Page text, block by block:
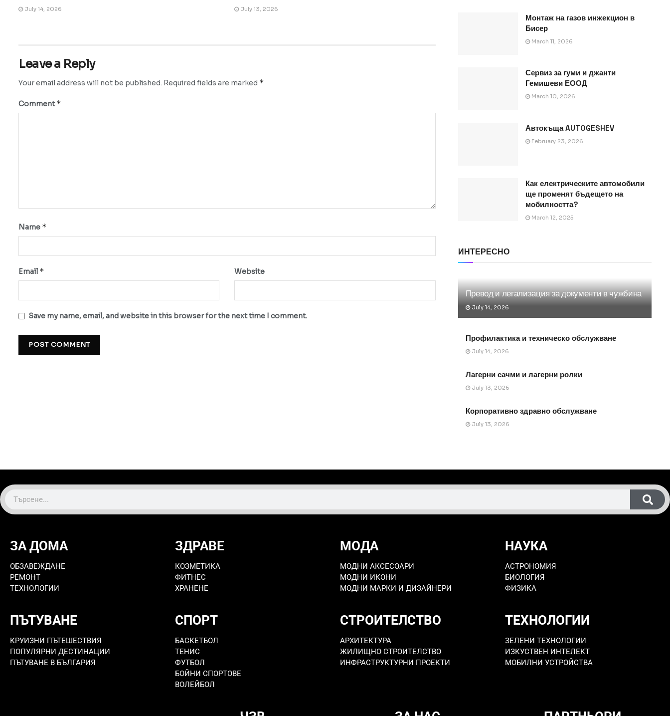
July 14, 2026 July 13, 2026
Leave a Reply
Your email address will not be published. Required fields are marked *
Comment*
Name *
Email * Website
Save my name, email, and website in this browser for the next time I comment.
Монтаж на газов инжекцион в
Бисер
March 11, 2026
Сервиз за гуми и джанти
Гемишеви ЕООД
March 10, 2026
Автокъща AUTOGESHEV
February 23, 2026
Как електрическите автомобили
ще променят бъдещето на
мобилността?
March 12, 2025
ИНТЕРЕСНО
Превод и легализация за документи в чужбина
July 14, 2026
Профилактика и техническо обслужване
July 14, 2026
Лагерни сачми и лагерни ролки
July 13, 2026
Корпоративно здравно обслужване
July 13, 2026
ЗА ДОМА
ОБЗАВЕЖДАНЕ
РЕМОНТ
ТЕХНОЛОГИИ
ЗДРАВЕ
КОЗМЕТИКА
ФИТНЕС
ХРАНЕНЕ
МОДА
МОДНИ АКСЕСОАРИ
МОДНИ ИКОНИ
МОДНИ МАРКИ И ДИЗАЙНЕРИ
НАУКА
АСТРОНОМИЯ
БИОЛОГИЯ
ФИЗИКА
ПЪТУВАНЕ
КРУИЗНИ ПЪТЕШЕСТВИЯ
ПОПУЛЯРНИ ДЕСТИНАЦИИ
ПЪТУВАНЕ В БЪЛГАРИЯ
СПОРТ
БАСКЕТБОЛ
ТЕНИС
ФУТБОЛ
БОЙНИ СПОРТОВЕ
ВОЛЕЙБОЛ
СТРОИТЕЛСТВО
АРХИТЕКТУРА
ЖИЛИЩНО СТРОИТЕЛСТВО
ИНФРАСТРУКТУРНИ ПРОЕКТИ
ТЕХНОЛОГИИ
ЗЕЛЕНИ ТЕХНОЛОГИИ
ИЗКУСТВЕН ИНТЕЛЕКТ
МОБИЛНИ УСТРОЙСТВА